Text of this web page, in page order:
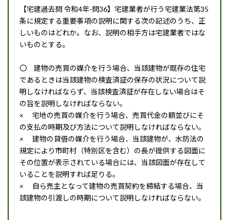
【宅建過去問 令和4年-問36】宅建業者が行う宅建業法第35
条に規定する重要事項の説明に関する次の記述のうち、正
しいものはどれか。なお、説明の相手方は宅建業者ではな
いものとする。
〇 建物の売買の媒介を行う場合、当該建物が既存の住宅
であるときは当該建物の検査済証の保存の状況について説
明しなければならず、当該検査済証が存在しない場合はそ
の旨を説明しなければならない。
× 宅地の売買の媒介を行う場合、売買代金の額並びにそ
の支払の時期及び方法について説明しなければならない。
× 建物の貸借の媒介を行う場合、当該建物が、水防法の
規定により市町村（特別区を含む）の長が提供する図面に
その位置が表示されている場合には、当該図面が存在して
いることを説明すれば足りる。
× 自ら売主となって建物の売買契約を締結する場合、当
該建物の引渡しの時期について説明しなければならない。